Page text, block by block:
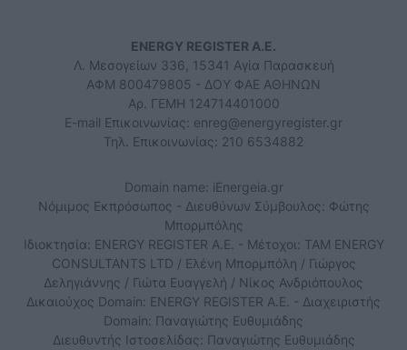
ENERGY REGISTER Α.Ε.
Λ. Μεσογείων 336, 15341 Αγία Παρασκευή
ΑΦΜ 800479805 - ΔΟΥ ΦΑΕ ΑΘΗΝΩΝ
Αρ. ΓΕΜΗ 124714401000
E-mail Επικοινωνίας: enreg@energyregister.gr
Τηλ. Επικοινωνίας: 210 6534882
Domain name: iEnergeia.gr
Νόμιμος Εκπρόσωπος - Διευθύνων Σύμβουλος: Φώτης
Μπορμπόλης
Ιδιοκτησία: ENERGY REGISTER Α.Ε. - Μέτοχοι: TAM ENERGY
CONSULTANTS LTD / Ελένη Μπορμπόλη / Γιώργος
Δεληγιάννης / Γιώτα Ευαγγελή / Νίκος Ανδριόπουλος
Δικαιούχος Domain: ENERGY REGISTER Α.Ε. - Διαχειριστής
Domain: Παναγιώτης Ευθυμιάδης
Διευθυντής Ιστοσελίδας: Παναγιώτης Ευθυμιάδης